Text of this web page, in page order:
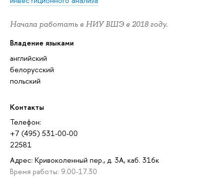
Начала работать в НИУ ВШЭ в 2018 году.
Владение языками
английский
белорусский
польский
Контакты
Телефон:
+7 (495) 531-00-00
22581
Адрес: Кривоколенный пер., д. 3А, каб. 316к
Время работы: 9.00-17.30